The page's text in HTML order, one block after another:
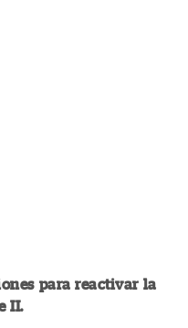
para reactivar la
II.